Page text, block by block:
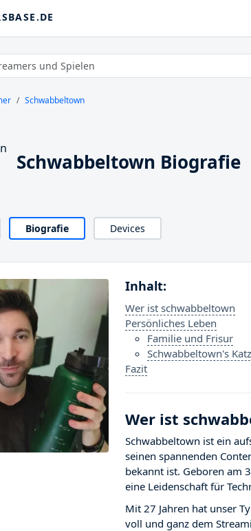
Schwabbeltown
Schwabbeltown Biografie
Biografie Devices
Inhalt:
Wer ist schwabbeltown
Persönliches Leben
Familie und Frisur
Schwabbeltown's
Fazit
Wer ist
Schwabbeltown ist ein
seinen spannenden
bekannt ist. Geboren am
eine Leidenschaft für
Mit 27 Jahren hat unser
voll und ganz dem